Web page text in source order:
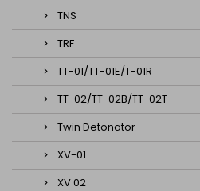
TNS
TRF
TT-01/TT-01E/T-01R
TT-02/TT-02B/TT-02T
Twin Detonator
XV-01
XV 02